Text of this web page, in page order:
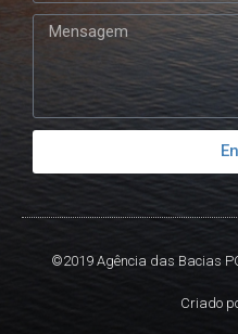
©2019 Agência das Bacias
Criado